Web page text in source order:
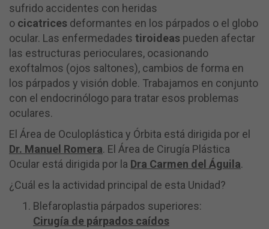
sufrido accidentes con heridas
o cicatrices deformantes en los párpados o el globo
ocular. Las enfermedades tiroideas pueden afectar
las estructuras perioculares, ocasionando
exoftalmos (ojos saltones), cambios de forma en
los párpados y visión doble. Trabajamos en conjunto
con el endocrinólogo para tratar esos problemas
oculares.
El Área de Oculoplástica y Órbita está dirigida por el
Dr. Manuel Romera. El Área de Cirugía Plástica
Ocular está dirigida por la Dra Carmen del Águila.
¿Cuál es la actividad principal de esta Unidad?
Blefaroplastia párpados superiores:
Cirugía de párpados caídos